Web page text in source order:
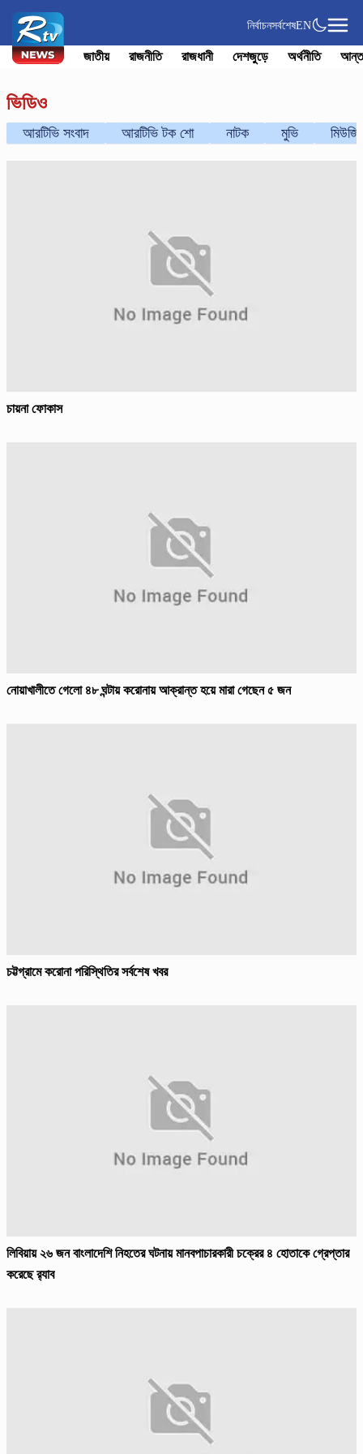
নির্বাচনসর্বশেষEN
জাতীয় রাজনীতি রাজধানী দেশজুড়ে অর্থনীতি
ভিডিও
আরটিভি সংবাদ আরটিভি টক শো নাটক মুভি
চায়না ফোকাস
নোয়াখালীতে গেলো ৪৮ ঘন্টায় করোনায় আক্রান্ত হয়ে মারা গেছেন ৫ জন
চট্টগ্রামে করোনা পরিস্থিতির সর্বশেষ খবর
লিবিয়ায় ২৬ জন বাংলাদেশি নিহতের ঘটনায় মানবপাচারকারী চক্রের ৪ হোতাকে গ্রেপ্তার
করেছে র‍্যাব